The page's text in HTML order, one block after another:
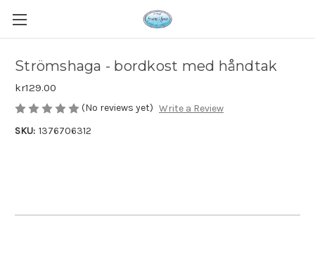
Strömshaga - bordkost med håndtak
kr129.00
(No reviews yet) Write a Review
SKU: 1376706312